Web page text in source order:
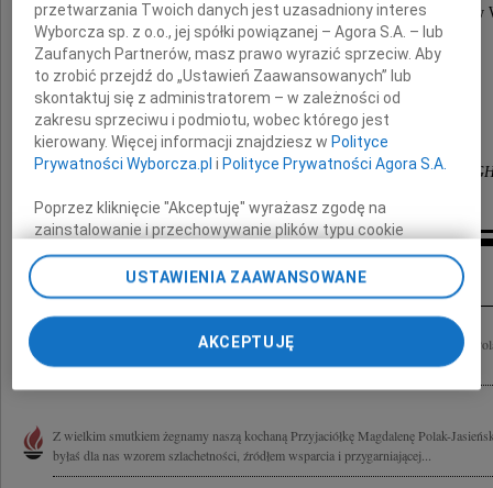
wieloletniego wykładowcę Szkoły Głównej Handlowej w
składamy wyrazy współczucia
Rodzinie i Bliskim
pracownicy Centrum Nauki Języków Obcych
Inne kondolencje
Z bólem i smutkiem żegnamy naszą kochaną i niezapomnianą Magdę Magdalenę
i dzielna. Już nam Jej brak. Wujkowi Ksaweremu, Filipowi i Jakubowi oraz Ich...
Z wielkim smutkiem żegnamy naszą kochaną Przyjaciółkę Magdalenę Polak-
byłaś dla nas wzorem szlachetności, źródłem wsparcia i przygarniającej...
przetwarzania Twoich danych jest uzasadniony interes
Wyborcza sp. z o.o., jej spółki powiązanej – Agora S.A. – lub
Zaufanych Partnerów, masz prawo wyrazić sprzeciw. Aby
to zrobić przejdź do „Ustawień Zaawansowanych” lub
skontaktuj się z administratorem – w zależności od
zakresu sprzeciwu i podmiotu, wobec którego jest
kierowany. Więcej informacji znajdziesz w Polityce
Prywatności Wyborcza.pl i Polityce Prywatności Agora S.A.
Poprzez kliknięcie "Akceptuję" wyrażasz zgodę na
zainstalowanie i przechowywanie plików typu cookie
Wyborczej sp. z o. o. jej Zaufanych Partnerów i Agora S.A.
na Twoim urządzeniu końcowym. Możesz też w każdej
chwili zmienić swoje preferencje dot. plików cookie,
ponownie wywołując narzędzie do zarządzania Twoimi
preferencjami dot. przetwarzania danych poprzez
odnośnik „Ustawienia prywatności” w stopce serwisu i
pomocą ustawień przeglądarki.
USTAWIENIA ZAAWANSOWANE
AKCEPTUJĘ